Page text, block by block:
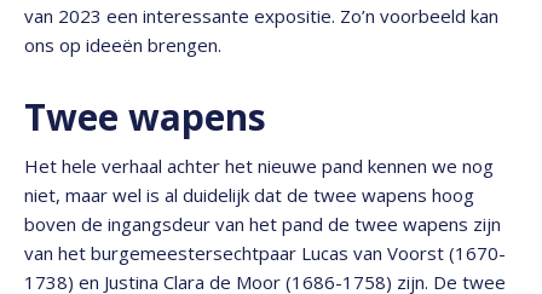
van 2023 een interessante expositie. Zo’n voorbeeld kan
ons op ideeën brengen.
Twee wapens
Het hele verhaal achter het nieuwe pand kennen we nog
niet, maar wel is al duidelijk dat de twee wapens hoog
boven de ingangsdeur van het pand de twee wapens zijn
van het burgemeestersechtpaar Lucas van Voorst (1670-
1738) en Justina Clara de Moor (1686-1758) zijn. De twee